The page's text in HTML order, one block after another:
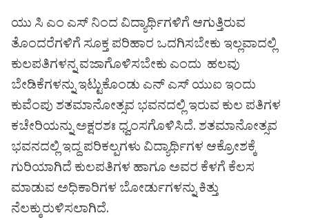
ಯು ಸಿ ಎಂ ಎಸ್ ನಿಂದ ವಿದ್ಯಾರ್ಥಿಗಳಿಗೆ ಆಗುತ್ತಿರುವ
ತೊಂದರೆಗಳಿಗೆ ಸೂಕ್ತ ಪರಿಹಾರ ಒದಗಿಸಬೇಕು ಇಲ್ಲವಾದಲ್ಲಿ
ಕುಲಪತಿಗಳನ್ನ ವಜಾಗೊಳಿಸಬೇಕು ಎಂದು ಹಲವು
ಬೇಡಿಕೆಗಳನ್ನು ಇಟ್ಟುಕೊಂಡು ಎನ್ ಎಸ್ ಯುಐ ಇಂದು
ಕುವೆಂಪು ಶತಮಾನೋತ್ಸವ ಭವನದಲ್ಲಿ ಇರುವ ಕುಲ ಪತಿಗಳ
ಕಚೇರಿಯನ್ನು ಅಕ್ಷರಶಃ ಧ್ವಂಸಗೊಳಿಸಿದೆ. ಶತಮಾನೋತ್ಸವ
ಭವನದಲ್ಲಿ ಇದ್ದ ಪರಿಕಲ್ಪಗಳು ವಿದ್ಯಾರ್ಥಿಗಳ ಆಕ್ರೋಶಕ್ಕೆ
ಗುರಿಯಾಗಿದೆ ಕುಲಪತಿಗಳ ಹಾಗೂ ಅವರ ಕೆಳಗೆ ಕೆಲಸ
ಮಾಡುವ ಅಧಿಕಾರಿಗಳ ಬೋರ್ಡುಗಳನ್ನು ಕಿತ್ತು
ನೆಲಕ್ಕುರುಳಿಸಲಾಗಿದೆ.